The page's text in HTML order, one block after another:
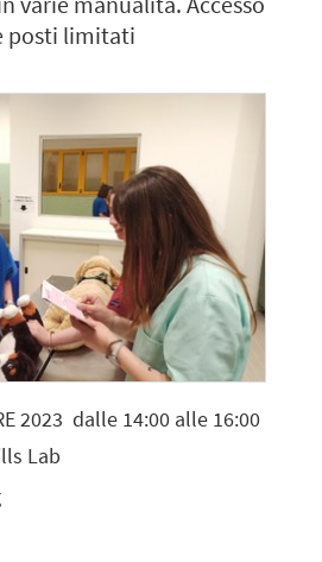
posti limitati
2023 dalle 14:00 alle 16:00
Lab